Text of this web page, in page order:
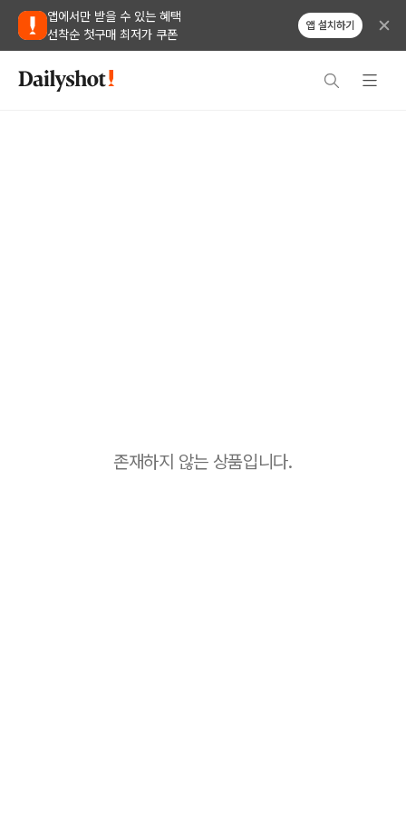
앱에서만 받을 수 있는 혜택
선착순 첫구매 최저가 쿠폰
앱 설치하기
존재하지 않는 상품입니다.